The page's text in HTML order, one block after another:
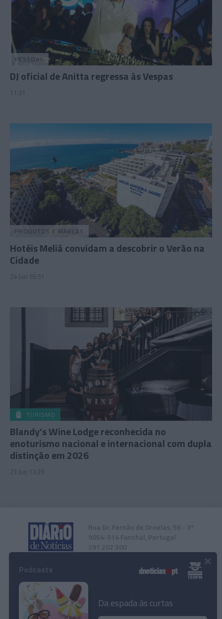
PESSOAS
DJ oficial de Anitta regressa às Vespas
11:31
PRODUTOS E MARCAS
Hotéis Meliá convidam a descobrir o Verão na
Cidade
24 Jun 16:51
TURISMO
Blandy’s Wine Lodge reconhecida no
enoturismo nacional e internacional com dupla
distinção em 2026
23 Jun 13:39
Rua Dr. Fernão de Ornelas, 56 - 3º
9054-514 Funchal, Portugal
291 202 300
Instale a nossa App
Da espada às curtas
×